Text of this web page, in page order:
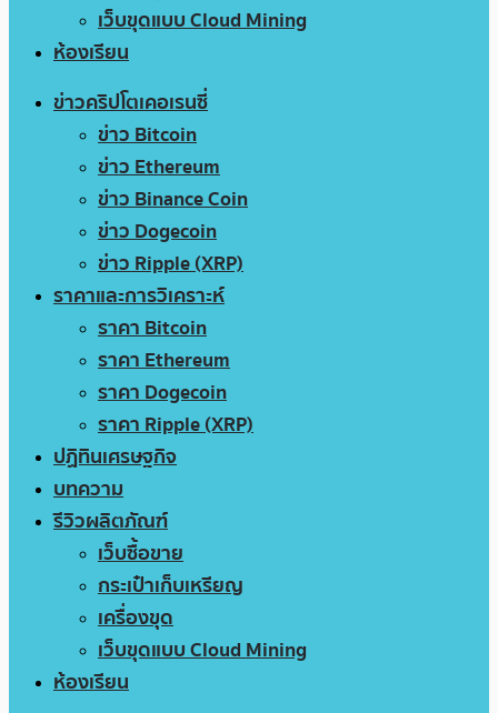
เว็บขุดแบบ Cloud Mining
ห้องเรียน
ข่าวคริปโตเคอเรนซี่
ข่าว Bitcoin
ข่าว Ethereum
ข่าว Binance Coin
ข่าว Dogecoin
ข่าว Ripple (XRP)
ราคาและการวิเคราะห์
ราคา Bitcoin
ราคา Ethereum
ราคา Dogecoin
ราคา Ripple (XRP)
ปฏิทินเศรษฐกิจ
บทความ
รีวิวผลิตภัณฑ์
เว็บซื้อขาย
กระเป๋าเก็บเหรียญ
เครื่องขุด
เว็บขุดแบบ Cloud Mining
ห้องเรียน